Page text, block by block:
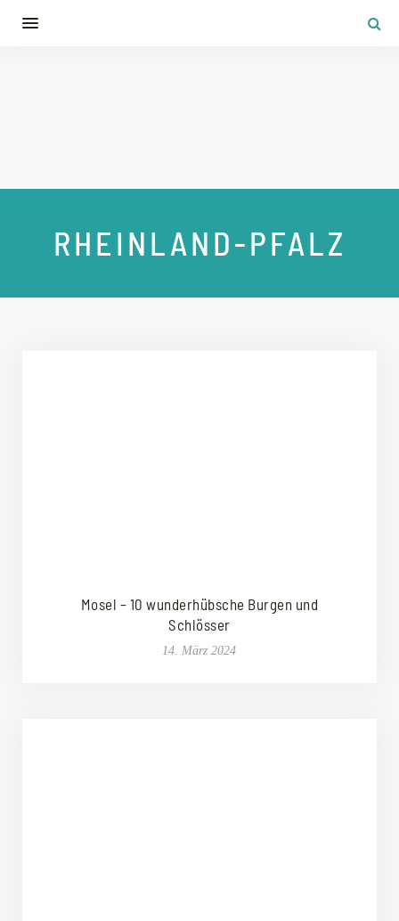
RHEINLAND-PFALZ
Mosel – 10 wunderhübsche Burgen und
Schlösser
14. März 2024